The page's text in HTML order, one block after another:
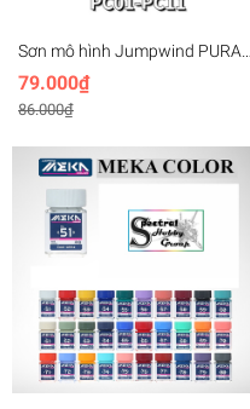
Sơn mô hình Jumpwind PURA
Clear Color series PC01-PC11
lacquer paint
79.000₫
86.000₫